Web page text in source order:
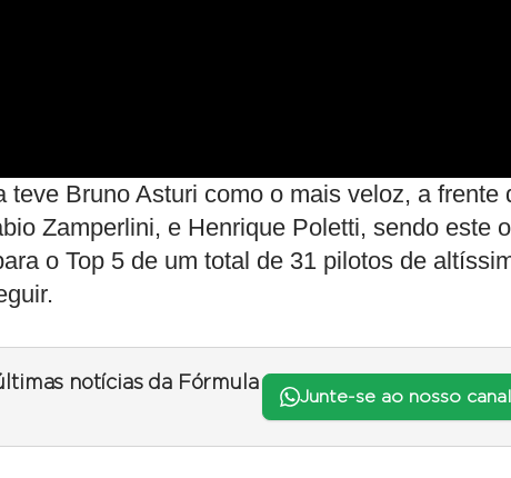
Bruno Asturi como o mais veloz, a frente
Zamperlini, e Henrique Poletti, sendo este o
o Top 5 de um total de 31 pilotos de
notícias da Fórmula
Junte-se ao nosso